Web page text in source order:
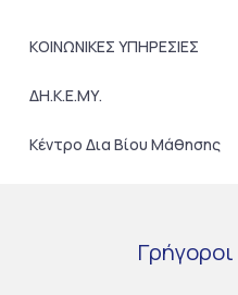
ΚΟΙΝΩΝΙΚΕΣ ΥΠΗΡΕΣΙΕΣ
ΔΗ.Κ.Ε.ΜΥ.
Κέντρο Δια Βίου Μάθησης
Γρήγοροι